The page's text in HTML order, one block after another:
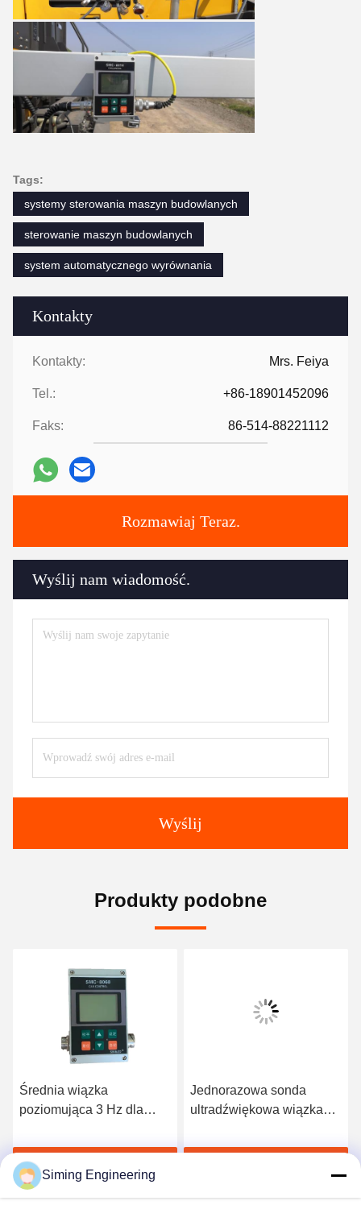
Kontakty
Kontakty: Mrs. Feiya
Tel.: +86-18901452096
Faks: 86-514-88221112
Rozmawiaj Teraz.
Wyślij nam wiadomość.
Wyślij
Tags:
systemy sterowania maszyn budowlanych
sterowanie maszyn budowlanych
system automatycznego wyrównania
Produkty podobne
Średnia wiązka
poziomująca 3 Hz dla
Jednorazowa sonda
ultradźwiękowa wiązka
konserwacji dróg
Siming Engineering